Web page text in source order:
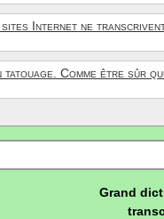
Internet ne transcrivent
tatouage. Comme être sûr
Grand